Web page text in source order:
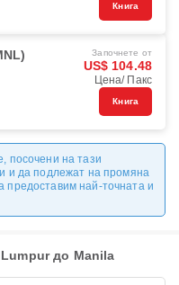
Книга
Започнете от
US$ 104.48
Цена/ Пакс
Книга
посочени на тази
и да подлежат на промяна
предоставим най-точната и
до Manila